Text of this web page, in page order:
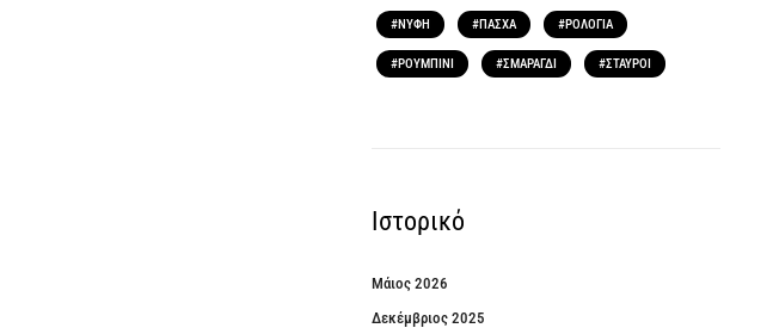
ΝΥΦΗ ΠΑΣΧΑ ΡΟΛΟΓΙΑ
ΡΟΥΜΠΙΝΙ ΣΜΑΡΑΓΔΙ ΣΤΑΥΡΟΙ
Ιστορικό
Μάιος 2026
Δεκέμβριος 2025